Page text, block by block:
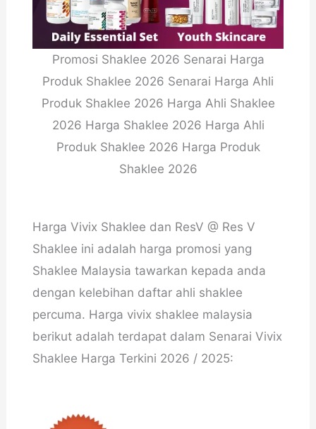
Promosi Shaklee 2026 Senarai Harga
Produk Shaklee 2026 Senarai Harga Ahli
Produk Shaklee 2026 Harga Ahli Shaklee
2026 Harga Shaklee 2026 Harga Ahli
Produk Shaklee 2026 Harga Produk
Shaklee 2026
Harga Vivix Shaklee dan ResV @ Res V
Shaklee ini adalah harga promosi yang
Shaklee Malaysia tawarkan kepada anda
dengan kelebihan daftar ahli shaklee
percuma. Harga vivix shaklee malaysia
berikut adalah terdapat dalam Senarai Vivix
Shaklee Harga Terkini 2026 / 2025: